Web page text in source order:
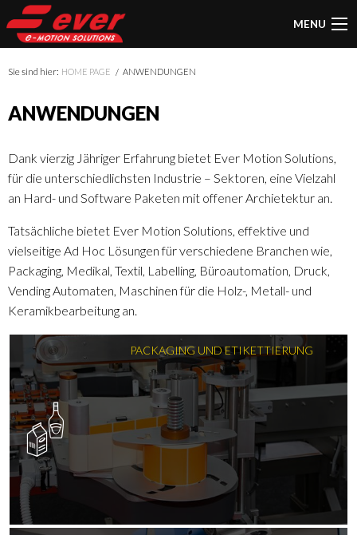
MENU
Sie sind hier: HOME PAGE ANWENDUNGEN
ANWENDUNGEN
Dank vierzig Jähriger Erfahrung bietet Ever Motion Solutions,
für die unterschiedlichsten Industrie – Sektoren, eine Vielzahl
an Hard- und Software Paketen mit offener Archietektur an.
Tatsächliche bietet Ever Motion Solutions, effektive und
vielseitige Ad Hoc Lösungen für verschiedene Branchen wie,
Packaging, Medikal, Textil, Labelling, Büroautomation, Druck,
Vending Automaten, Maschinen für die Holz-, Metall- und
Keramikbearbeitung an.
PACKAGING UND ETIKETTIERUNG